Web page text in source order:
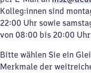
Kolleg:innen sind
22:00 Uhr sowie
von 08:00 bis 20:00
Bitte wählen Sie ein
Merkmale der